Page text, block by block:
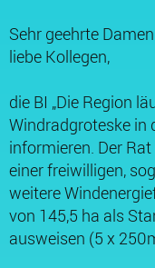
Sehr geehrte
liebe Kollegen,
die BI „Die Region
Windradgroteske in
informieren. Der
einer freiwilligen,
weitere
von 145,5 ha als
ausweisen (5 x